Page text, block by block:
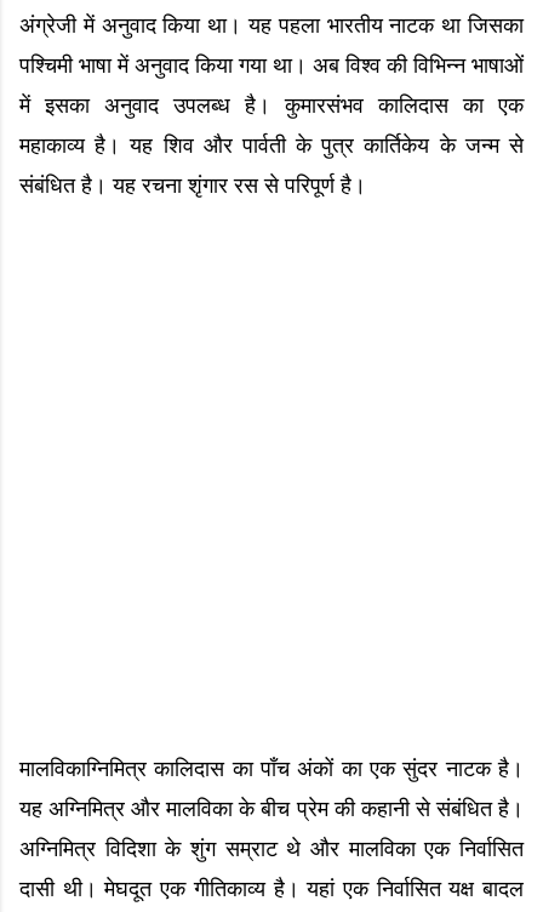
अंग्रेजी में अनुवाद किया था। यह पहला भारतीय नाटक था जिसका
पश्चिमी भाषा में अनुवाद किया गया था। अब विश्व की विभिन्न भाषाओं
में इसका अनुवाद उपलब्ध है। कुमारसंभव कालिदास का एक
महाकाव्य है। यह शिव और पार्वती के पुत्र कार्तिकेय के जन्म से
संबंधित है। यह रचना शृंगार रस से परिपूर्ण है।
मालविकाग्निमित्र कालिदास का पाँच अंकों का एक सुंदर नाटक है।
यह अग्निमित्र और मालविका के बीच प्रेम की कहानी से संबंधित है।
अग्निमित्र विदिशा के शुंग सम्राट थे और मालविका एक निर्वासित
दासी थी। मेघदूत एक गीतिकाव्य है। यहां एक निर्वासित यक्ष बादल